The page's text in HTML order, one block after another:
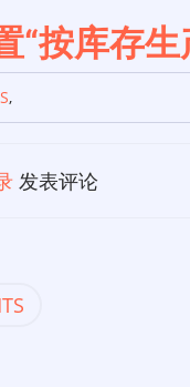
“按库存生
,
发表评论